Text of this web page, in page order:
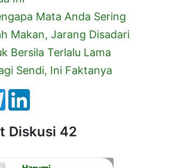
Mata Anda Sering
Makan, Jarang Disadari
Bersila Terlalu Lama
Sendi, Ini Faktanya
Diskusi 42